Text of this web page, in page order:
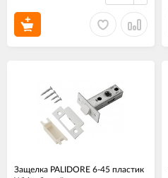
Защелка PALIDORE 6-45 пластик